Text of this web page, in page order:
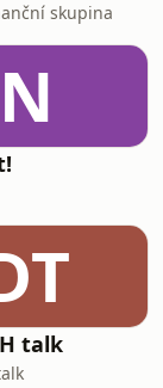
skupina
N
talk